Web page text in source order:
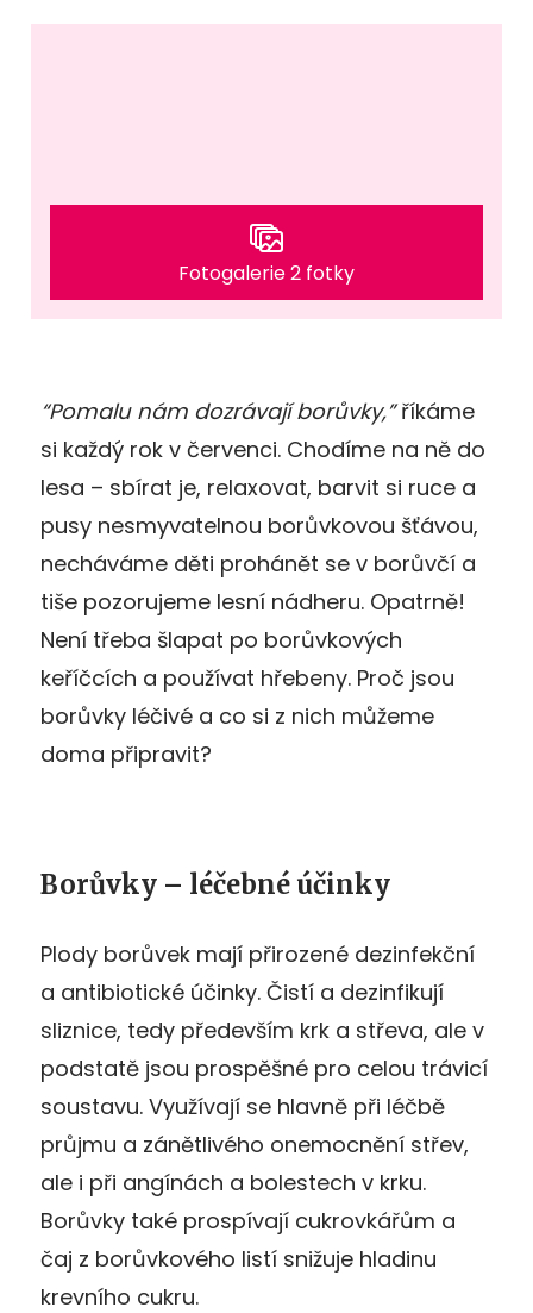
Fotogalerie 2 fotky
“Pomalu nám dozrávají borůvky,”říkáme
si každý rok v červenci. Chodíme na ně do
lesa – sbírat je, relaxovat, barvit si ruce a
pusy nesmyvatelnou borůvkovou šťávou,
necháváme děti prohánět se v borůvčí a
tiše pozorujeme lesní nádheru. Opatrně!
Není třeba šlapat po borůvkových
keříčcích a používat hřebeny. Proč jsou
borůvky léčivé a co si z nich můžeme
doma připravit?
Borůvky – léčebné účinky
Plody borůvek mají přirozené dezinfekční
a antibiotické účinky. Čistí a dezinfikují
sliznice, tedy především krk a střeva, ale v
podstatě jsou prospěšné pro celou trávicí
soustavu. Využívají se hlavně při léčbě
průjmu a zánětlivého onemocnění střev,
ale i při angínách a bolestech v krku.
Borůvky také prospívají cukrovkářům a
čaj z borůvkového listí snižuje hladinu
krevního cukru.